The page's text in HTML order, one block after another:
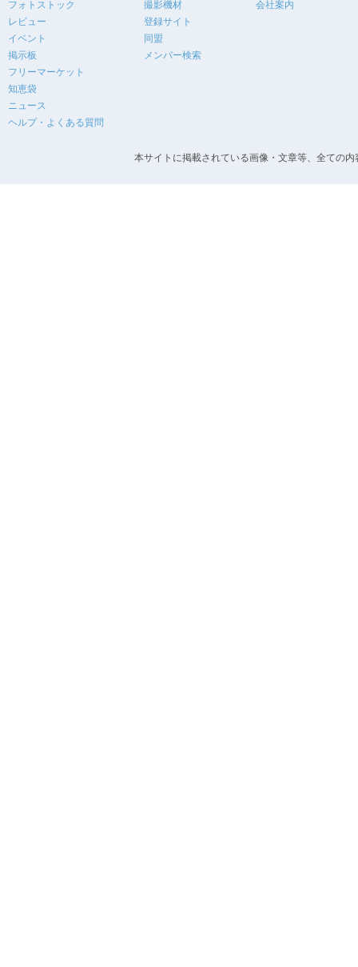
フォトストック
レビュー
イベント
掲示板
フリーマーケット
知恵袋
ニュース
ヘルプ・よくある質問
撮影機材
登録サイト
同盟
メンバー検索
会社案内
本サイトに掲載されている画像・文章等、全ての